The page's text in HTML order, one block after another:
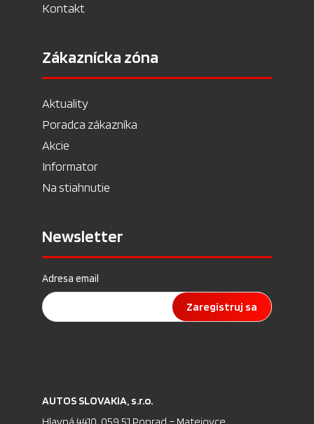
Kontakt
Zákaznícka zóna
Aktuality
Poradca zákazníka
Akcie
Informator
Na stiahnutie
Newsletter
Adresa email
Zaregistruj sa
AU­TOS SLO­VA­KIA, s.r.o.